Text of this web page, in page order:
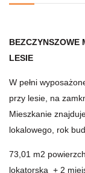
BEZCZYNSZOWE
LESIE
W pełni
przy lesie, na
Mieszkanie
lokalowego, rok
73,01 m2
lokatorska + 2